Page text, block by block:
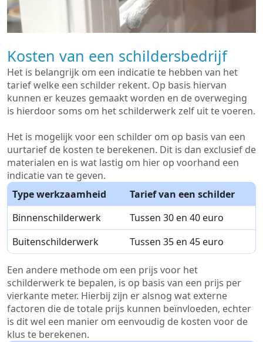
Kosten van een schildersbedrijf
Het is belangrijk om een indicatie te hebben van het
tarief welke een schilder rekent. Op basis hiervan
kunnen er keuzes gemaakt worden en de overweging
is hierdoor soms om het schilderwerk zelf uit te voeren.
Het is mogelijk voor een schilder om op basis van een
uurtarief de kosten te berekenen. Dit is dan exclusief de
materialen en is wat lastig om hier op voorhand een
indicatie van te geven.
Type werkzaamheid
Tarief van een schilder
Binnenschilderwerk
Tussen 30 en 40 euro
Buitenschilderwerk
Tussen 35 en 45 euro
Een andere methode om een prijs voor het
schilderwerk te bepalen, is op basis van een prijs per
vierkante meter. Hierbij zijn er alsnog wat externe
factoren die de totale prijs kunnen beïnvloeden, echter
is dit wel een manier om eenvoudig de kosten voor de
klus te berekenen.